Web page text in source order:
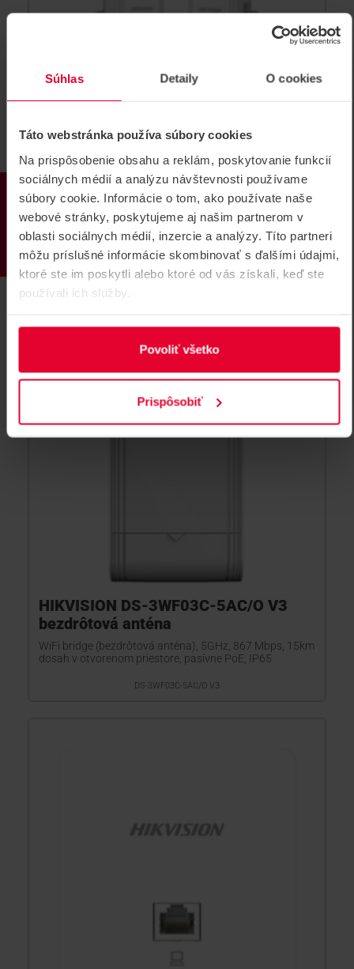
Súhlas Detaily O cookies
Táto webstránka používa súbory cookies
Na prispôsobenie obsahu a reklám, poskytovanie funkcií
sociálnych médií a analýzu návštevnosti používame
súbory cookie. Informácie o tom, ako používate naše
webové stránky, poskytujeme aj našim partnerom v
oblasti sociálnych médií, inzercie a analýzy. Títo partneri
môžu príslušné informácie skombinovať s ďalšími údajmi,
ktoré ste im poskytli alebo ktoré od vás získali, keď ste
používali ich služby.
Povoliť všetko
Prispôsobiť
PRODUKTY
HIKVISION DS-3WF02-5AC/D
bezdrôtová anténa
WiFi bridge (bezdrôtová anténa), 5GHz, 867 Mbps, 5km
dosah v exteriéri, pasívne PoE, IP55, sada 2ks
HIKVISION DS-3WF03C-5AC/O V3
bezdrôtová anténa
WiFi bridge (bezdrôtová anténa), 5GHz, 867 Mbps, 15km
dosah v otvorenom priestore, pasívne PoE, IP65
DS-3WF03C-5AC/O V3